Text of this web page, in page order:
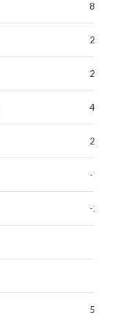
80
25
2,40
40
20
-
-
5800